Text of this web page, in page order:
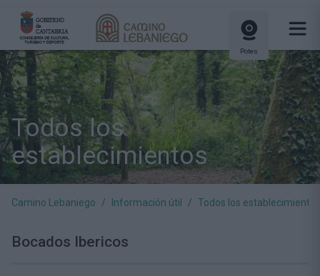
Potes
Todos los
establecimientos
Camino Lebaniego Información útil Todos los establecimientos
Bocados Ibericos